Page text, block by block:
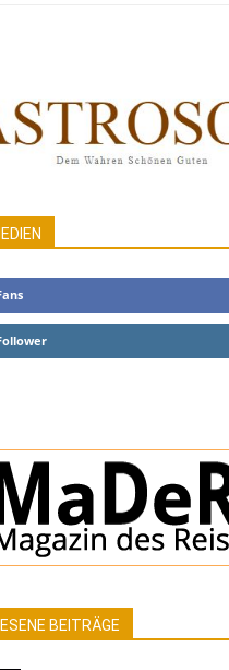
BEITRÄGE